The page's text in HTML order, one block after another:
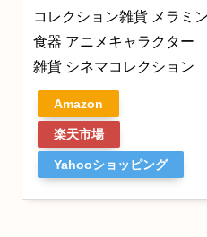
コレクション雑貨 メラミン
食器 アニメキャラクター
雑貨 シネマコレクション
Amazon
楽天市場
Yahooショッピング